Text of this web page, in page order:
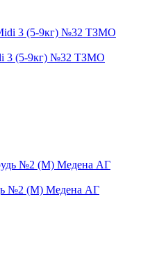
3 (5-9кг) №32 ТЗМО
№2 (М) Медена АГ